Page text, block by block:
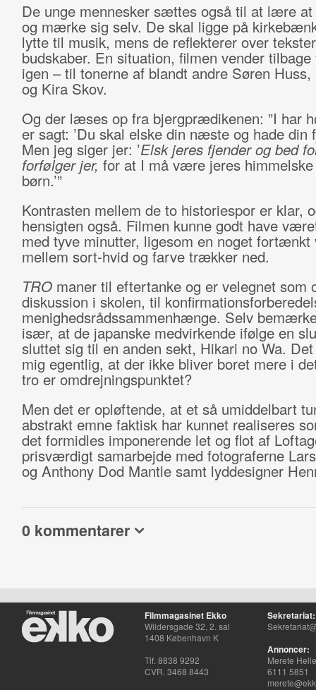
De unge mennesker sættes også til at lære at
og mærke sig selv. De skal ligge på
lytte til musik, mens de reflekterer over
budskaber. En situation, filmen vender
igen – til tonerne af blandt andre Søren
og Kira Skov.
Og der læses op fra bjergprædikenen: ”I har
er sagt: ’Du skal elske din næste og hade din
Men jeg siger jer: ’Elsk jeres fjender og bed
forfølger jer, for at I må være jeres
børn.’”
Kontrasten mellem de to historiespor er klar,
hensigten også. Filmen kunne godt have
med tyve minutter, ligesom en noget fortænkt
mellem sort-hvid og farve trækker ned.
TROmaner til eftertanke og er velegnet som
diskussion i skolen, til
menighedsrådssammenhænge. Selv
især, at de japanske medvirkende ifølge en
sluttet sig til en anden sekt, Hikari no Wa.
mig egentlig, at der ikke bliver boret mere i
tro er omdrejningspunktet?
Men det er opløftende, at et så umiddelbart
abstrakt emne faktisk har kunnet realiseres
det formidles imponerende let og flot af
prisværdigt samarbejde med fotograferne
og Anthony Dod Mantle samt lyddesigner
0 kommentarer
Filmmagasinet Ekko
Wildersgade 32, 2. sal
1408 København K
Tlf. 8838 9292
CVR. 3468 8443
Sekretariat:
Annoncer:
Merete
6111 5851